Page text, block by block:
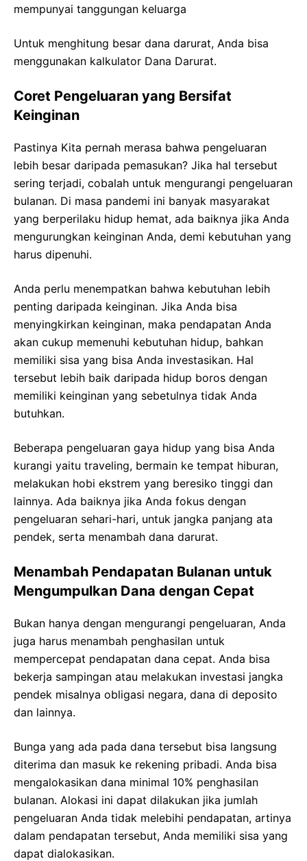
mempunyai tanggungan keluarga
Untuk menghitung besar dana darurat, Anda bisa
menggunakan kalkulator Dana Darurat.
Coret Pengeluaran yang Bersifat
Keinginan
Pastinya Kita pernah merasa bahwa pengeluaran
lebih besar daripada pemasukan? Jika hal tersebut
sering terjadi, cobalah untuk mengurangi pengeluaran
bulanan. Di masa pandemi ini banyak masyarakat
yang berperilaku hidup hemat, ada baiknya jika Anda
mengurungkan keinginan Anda, demi kebutuhan yang
harus dipenuhi.
Anda perlu menempatkan bahwa kebutuhan lebih
penting daripada keinginan. Jika Anda bisa
menyingkirkan keinginan, maka pendapatan Anda
akan cukup memenuhi kebutuhan hidup, bahkan
memiliki sisa yang bisa Anda investasikan. Hal
tersebut lebih baik daripada hidup boros dengan
memiliki keinginan yang sebetulnya tidak Anda
butuhkan.
Beberapa pengeluaran gaya hidup yang bisa Anda
kurangi yaitu traveling, bermain ke tempat hiburan,
melakukan hobi ekstrem yang beresiko tinggi dan
lainnya. Ada baiknya jika Anda fokus dengan
pengeluaran sehari-hari, untuk jangka panjang ata
pendek, serta menambah dana darurat.
Menambah Pendapatan Bulanan untuk
Mengumpulkan Dana dengan Cepat
Bukan hanya dengan mengurangi pengeluaran, Anda
juga harus menambah penghasilan untuk
mempercepat pendapatan dana cepat. Anda bisa
bekerja sampingan atau melakukan investasi jangka
pendek misalnya obligasi negara, dana di deposito
dan lainnya.
Bunga yang ada pada dana tersebut bisa langsung
diterima dan masuk ke rekening pribadi. Anda bisa
mengalokasikan dana minimal 10% penghasilan
bulanan. Alokasi ini dapat dilakukan jika jumlah
pengeluaran Anda tidak melebihi pendapatan, artinya
dalam pendapatan tersebut, Anda memiliki sisa yang
dapat dialokasikan.